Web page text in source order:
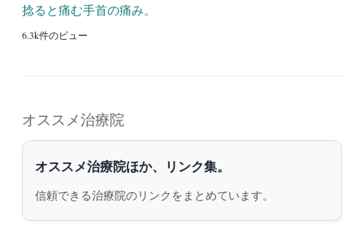
捻ると痛む手首の痛み。
6.3k件のビュー
オススメ治療院
オススメ治療院ほか、リンク集。
信頼できる治療院のリンクをまとめています。